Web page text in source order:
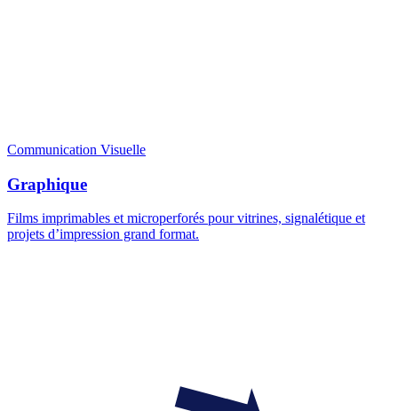
Communication Visuelle
Graphique
Films imprimables et microperforés pour vitrines, signalétique et
projets d’impression grand format.